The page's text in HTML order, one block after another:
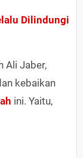
Dilindungi
Ali Jaber,
kebaikan
ini. Yaitu,